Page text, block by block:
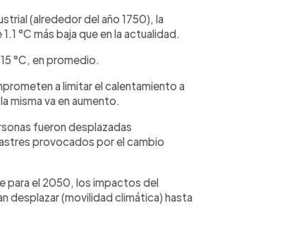
(alrededor del año 1750), la
°C más baja que en la actualidad.
°C, en promedio.
a limitar el calentamiento a
misma va en aumento.
fueron desplazadas
provocados por el cambio
para el 2050, los impactos del
desplazar (movilidad climática) hasta